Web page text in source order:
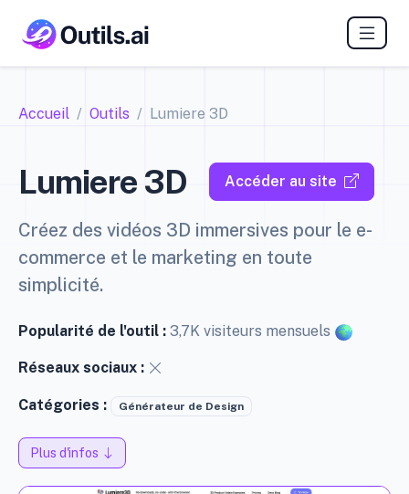
Accueil Outils Lumiere 3D
Lumiere 3D Accéder au site
Créez des vidéos 3D immersives pour le e-
commerce et le marketing en toute
simplicité.
Popularité de l'outil : 3,7K visiteurs mensuels
Réseaux sociaux :
Catégories : Générateur de Design
Plus d'infos